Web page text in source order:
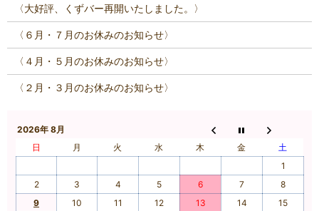
〈大好評、くずバー再開いたしました。〉
〈６月・７月のお休みのお知らせ〉
〈４月・５月のお休みのお知らせ〉
〈２月・３月のお休みのお知らせ〉
2026年 8月
日
月 火 水 木 金
土
1
2
3 4 5 6 7
8
9
10 11 12 13 14
15